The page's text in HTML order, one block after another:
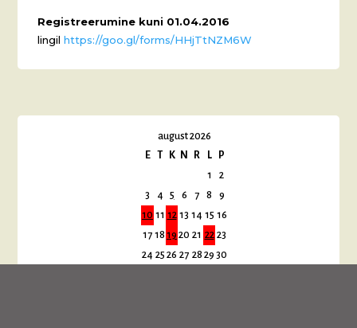
Registreerumine kuni 01.04.2016
lingilhttps://goo.gl/forms/HHjTtNZM6W
august 2026
E
T K N R L
P
1
2
3
4 5 6 7 8
9
10 11 12 13 14 15 16
17 18 19 20 21 22 23
24 25 26 27 28 29 30